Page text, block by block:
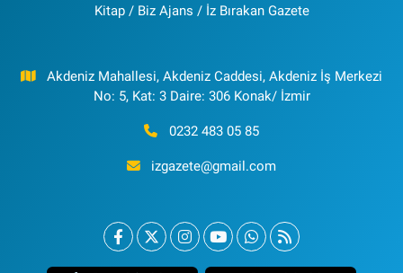
Kitap / Biz Ajans / İz Bırakan Gazete
Akdeniz Mahallesi, Akdeniz Caddesi, Akdeniz İş Merkezi
No: 5, Kat: 3 Daire: 306 Konak/ İzmir
0232 483 05 85
izgazete@gmail.com